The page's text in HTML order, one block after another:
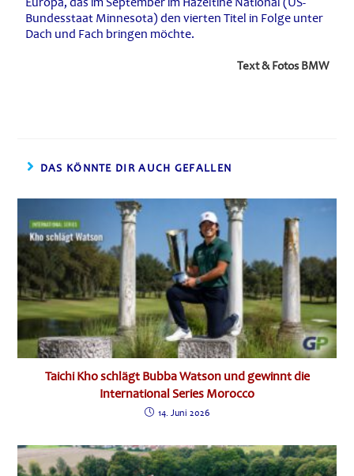
Bundesstaat Minnesota) den vierten Titel in Folge unter
Dach und Fach bringen möchte.
Text & Fotos BMW
DAS KÖNNTE DIR AUCH GEFALLEN
Taichi Kho schlägt Bubba Watson und gewinnt die
International Series Morocco
14. Juni 2026